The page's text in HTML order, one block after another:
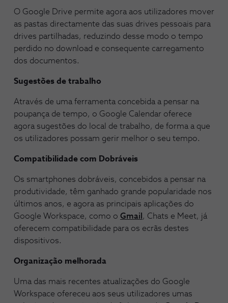
O Google Drive permite agora aos utilizadores mover
as pastas directamente das suas drives pessoais para
drives partilhadas, reduzindo desse modo o tempo
perdido no download e consequente carregamento
dos documentos.
Sugestões de trabalho
Através de uma ferramenta concebida a pensar na
poupança de tempo, o Google Calendar oferece
agora sugestões do local de trabalho, de forma a que
os utilizadores possam gerir melhor o seu tempo.
Compatibilidade com Dobráveis
Os smartphones dobráveis, concebidos a pensar na
produtividade, têm ganhado grande popularidade nos
últimos anos, e agora as principais aplicações do
Google Workspace, como o Gmail , Chats e Meet, já
oferecem compatibilidade para os ecrãs destes
dispositivos.
Organização melhorada
Uma das mais recentes atualizações do Google
Workspace ofereceu aos seus utilizadores umas